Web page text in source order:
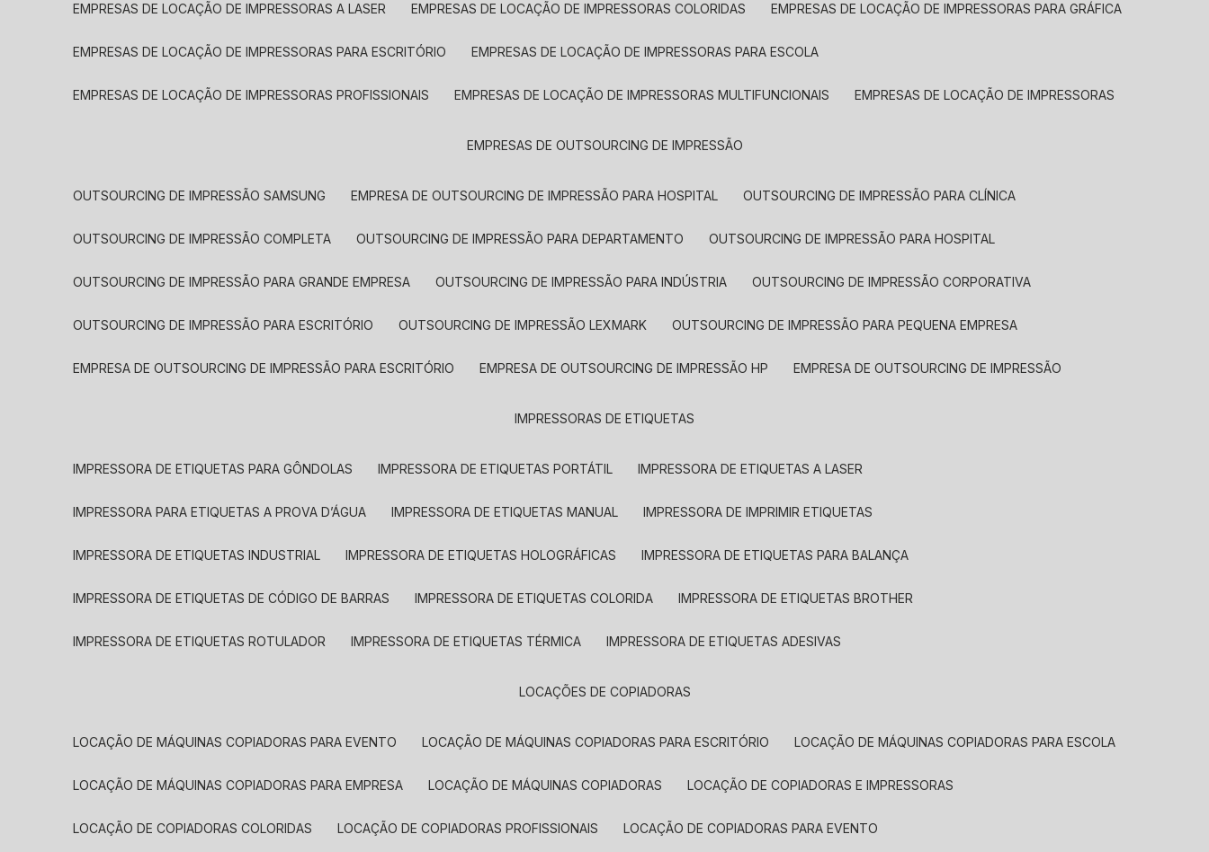
EMPRESAS DE LOCAÇÃO DE IMPRESSORAS A LASER EMPRESAS DE LOCAÇÃO DE IMPRESSORAS COLORIDAS EMPRESAS DE LOCAÇÃO DE IMPRESSORAS PARA GRÁFICA
EMPRESAS DE LOCAÇÃO DE IMPRESSORAS PARA ESCRITÓRIO EMPRESAS DE LOCAÇÃO DE IMPRESSORAS PARA ESCOLA
EMPRESAS DE LOCAÇÃO DE IMPRESSORAS PROFISSIONAIS EMPRESAS DE LOCAÇÃO DE IMPRESSORAS MULTIFUNCIONAIS EMPRESAS DE LOCAÇÃO DE IMPRESSORAS
EMPRESAS DE OUTSOURCING DE IMPRESSÃO
OUTSOURCING DE IMPRESSÃO SAMSUNG EMPRESA DE OUTSOURCING DE IMPRESSÃO PARA HOSPITAL OUTSOURCING DE IMPRESSÃO PARA CLÍNICA
OUTSOURCING DE IMPRESSÃO COMPLETA OUTSOURCING DE IMPRESSÃO PARA DEPARTAMENTO OUTSOURCING DE IMPRESSÃO PARA HOSPITAL
OUTSOURCING DE IMPRESSÃO PARA GRANDE EMPRESA OUTSOURCING DE IMPRESSÃO PARA INDÚSTRIA OUTSOURCING DE IMPRESSÃO CORPORATIVA
OUTSOURCING DE IMPRESSÃO PARA ESCRITÓRIO OUTSOURCING DE IMPRESSÃO LEXMARK OUTSOURCING DE IMPRESSÃO PARA PEQUENA EMPRESA
EMPRESA DE OUTSOURCING DE IMPRESSÃO PARA ESCRITÓRIO EMPRESA DE OUTSOURCING DE IMPRESSÃO HP EMPRESA DE OUTSOURCING DE IMPRESSÃO
IMPRESSORAS DE ETIQUETAS
IMPRESSORA DE ETIQUETAS PARA GÔNDOLAS IMPRESSORA DE ETIQUETAS PORTÁTIL IMPRESSORA DE ETIQUETAS A LASER
IMPRESSORA PARA ETIQUETAS A PROVA D’ÁGUA IMPRESSORA DE ETIQUETAS MANUAL IMPRESSORA DE IMPRIMIR ETIQUETAS
IMPRESSORA DE ETIQUETAS INDUSTRIAL IMPRESSORA DE ETIQUETAS HOLOGRÁFICAS IMPRESSORA DE ETIQUETAS PARA BALANÇA
IMPRESSORA DE ETIQUETAS DE CÓDIGO DE BARRAS IMPRESSORA DE ETIQUETAS COLORIDA IMPRESSORA DE ETIQUETAS BROTHER
IMPRESSORA DE ETIQUETAS ROTULADOR IMPRESSORA DE ETIQUETAS TÉRMICA IMPRESSORA DE ETIQUETAS ADESIVAS
LOCAÇÕES DE COPIADORAS
LOCAÇÃO DE MÁQUINAS COPIADORAS PARA EVENTO LOCAÇÃO DE MÁQUINAS COPIADORAS PARA ESCRITÓRIO LOCAÇÃO DE MÁQUINAS COPIADORAS PARA ESCOLA
LOCAÇÃO DE MÁQUINAS COPIADORAS PARA EMPRESA LOCAÇÃO DE MÁQUINAS COPIADORAS LOCAÇÃO DE COPIADORAS E IMPRESSORAS
LOCAÇÃO DE COPIADORAS COLORIDAS LOCAÇÃO DE COPIADORAS PROFISSIONAIS LOCAÇÃO DE COPIADORAS PARA EVENTO